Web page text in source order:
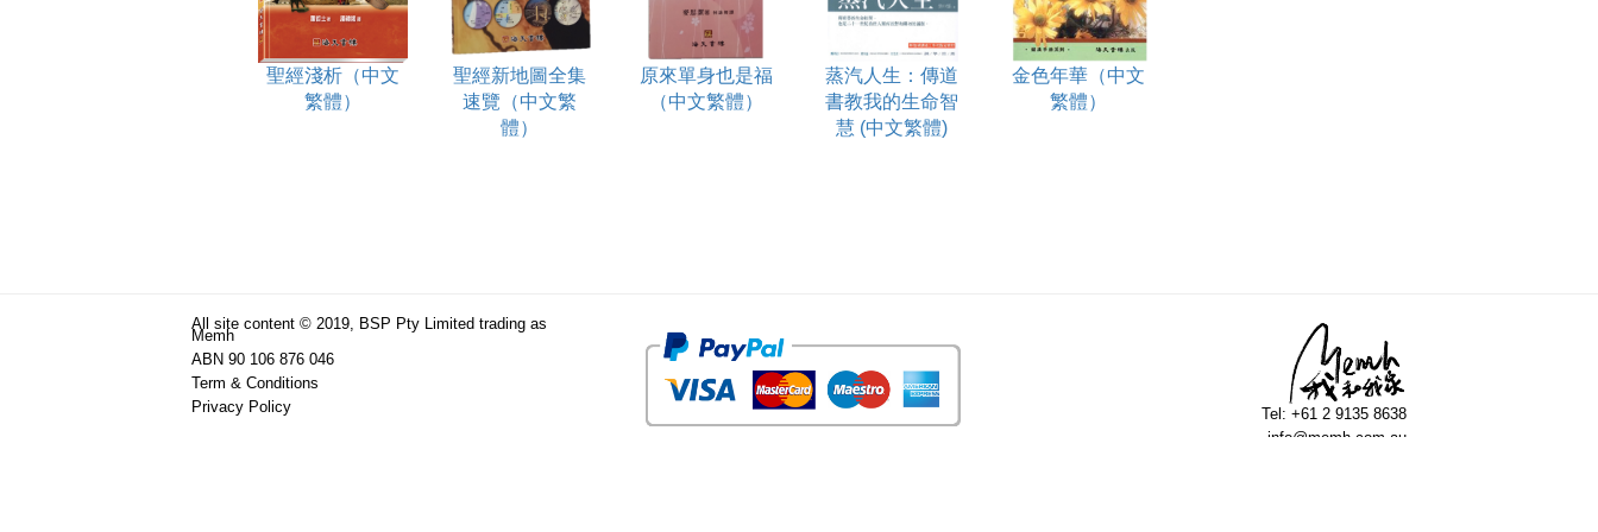
聖經淺析（中文
繁體）
聖經新地圖全集
速覽（中文繁
體）
原來單身也是福
（中文繁體）
蒸汽人生：傳道
書教我的生命智
慧 (中文繁體)
金色年華（中文
繁體）
All site content © 2019, BSP Pty Limited trading as
Memh
ABN 90 106 876 046
Term & Conditions
Privacy Policy
Tel: +61 2 9135 8638
info@memh.com.au